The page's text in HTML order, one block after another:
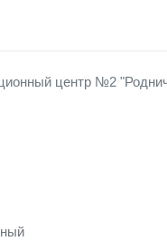
центр №2